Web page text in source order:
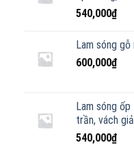
540,000₫
Lam sóng
600,000₫
Lam sóng
trần, vách
540,000₫